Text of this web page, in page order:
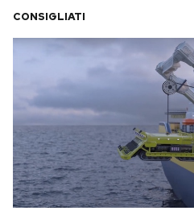
I MIEI PREFERITI
SHOP
CALENDARIO
AREA PERSONALE
CONSIGLIATI